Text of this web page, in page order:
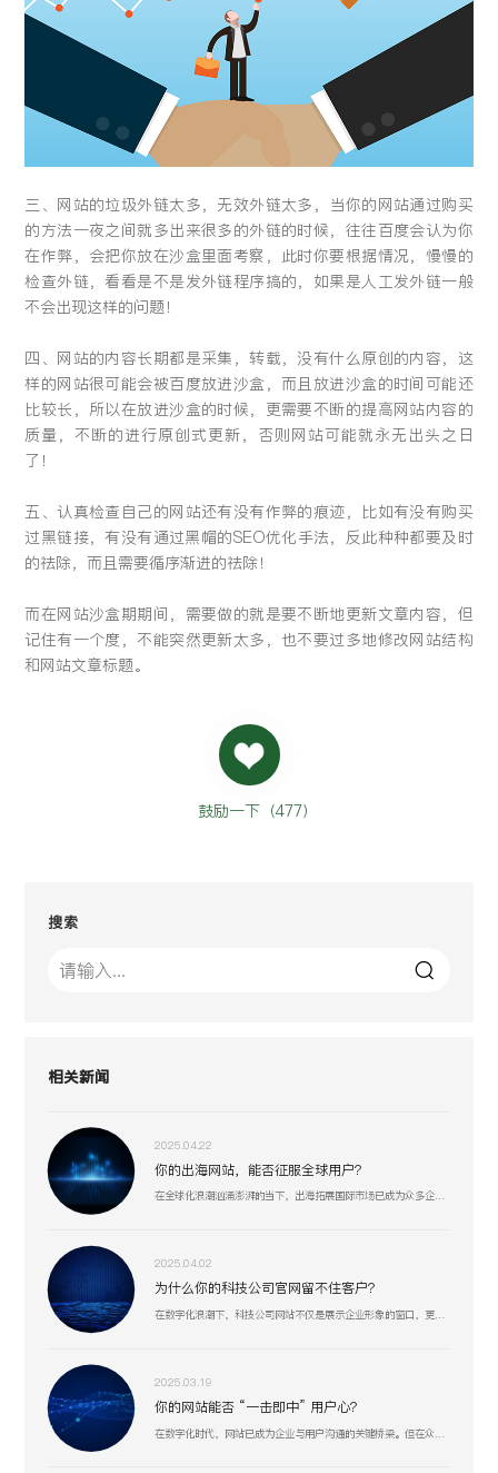
三、网站的垃圾外链太多，无效外链太多，当你的网站通过购买
的方法一夜之间就多出来很多的外链的时候，往往百度会认为你
在作弊，会把你放在沙盒里面考察，此时你要根据情况，慢慢的
检查外链，看看是不是发外链程序搞的，如果是人工发外链一般
不会出现这样的问题！
四、网站的内容长期都是采集，转载，没有什么原创的内容，这
样的网站很可能会被百度放进沙盒，而且放进沙盒的时间可能还
比较长，所以在放进沙盒的时候，更需要不断的提高网站内容的
质量，不断的进行原创式更新，否则网站可能就永无出头之日
了！
五、认真检查自己的网站还有没有作弊的痕迹，比如有没有购买
过黑链接，有没有通过黑帽的SEO优化手法，反此种种都要及时
的祛除，而且需要循序渐进的祛除！
而在网站沙盒期期间，需要做的就是要不断地更新文章内容，但
记住有一个度，不能突然更新太多，也不要过多地修改网站结构
和网站文章标题。
鼓励一下（477）
搜索
相关新闻
2025.04.22
你的出海网站，能否征服全球用户？
在全球化浪潮汹涌澎湃的当下，出海拓展国际市场已成为众多企业寻求新增长机遇的重要战略抉择。
2025.04.02
为什么你的科技公司官网留不住客户？
在数字化浪潮下，科技公司网站不仅是展示企业形象的窗口，更是连接客户、合作伙伴和人才的重要桥梁。一个专业、高效的网站能够显著提升企业竞争力，助力业务增长。
2025.03.19
你的网站能否 “一击即中” 用户心？